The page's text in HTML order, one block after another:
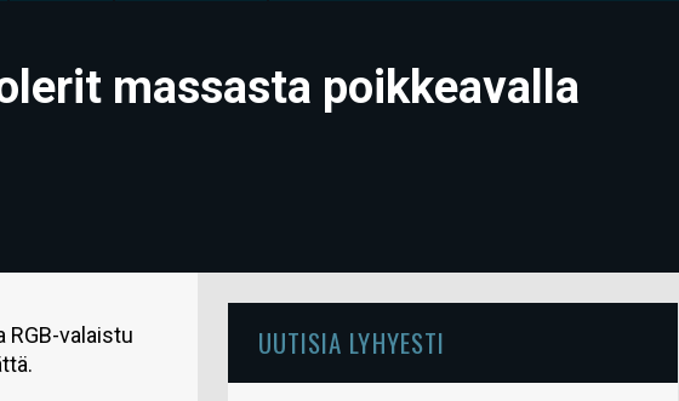
massasta poikkeavalla
valaistu
UUTISIA LYHYESTI